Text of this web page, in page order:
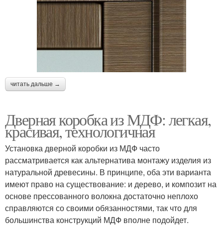
читать дальше →
Дверная коробка из МДФ: легкая,
красивая, технологичная
Установка дверной коробки из МДФ часто
рассматривается как альтернатива монтажу изделия из
натуральной древесины. В принципе, оба эти варианта
имеют право на существование: и дерево, и композит на
основе прессованного волокна достаточно неплохо
справляются со своими обязанностями, так что для
большинства конструкций МДФ вполне подойдет.